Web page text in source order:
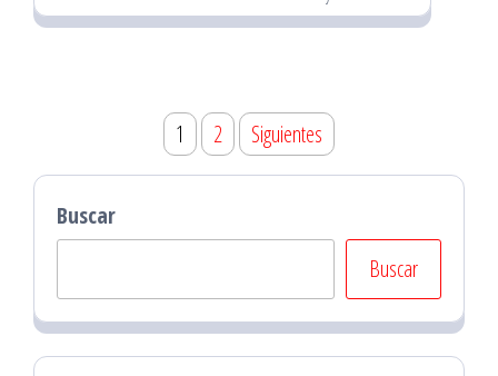
Paginación
de
entradas
1 2 Siguientes
Buscar
Buscar